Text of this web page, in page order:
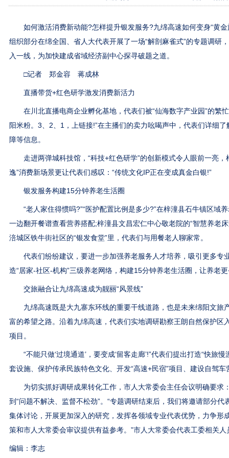
如何激活消费新动能?怎样提升银发服务?九绵高速如何变身“黄金
组织部分在绵全国、省人大代表开展了一场“解剖麻雀式”的专题调研
入一线，为加快建成省域经济副中心探寻破题之道。
□记者 郑金容 蒋成林
直播带货+红色研学激发消费新活力
在川北直播电商企业孵化基地，代表们被“仙海数字产业园”的繁
阳米粉。3、2、1，上链接!”在主播们的卖力吆喝声中，代表们详细
障等信息。
走进两弹城科技馆，“科技+红色研学”的创新模式令人眼前一亮，
逸”消费新场景更让代表们感叹：“传统文化IP正在变成真金白银!”
银发服务构建15分钟养老生活圈
“老人家住得惯吗?”“医护配置比例是多少?”在梓潼县石牛镇区域
一边翻开餐谱查看营养搭配;梓潼县文昌宏仁中心敬老院的“智慧养老
涪城区铁牛街社区的“银发食堂”里，代表们与用餐老人聊家常。
代表们纷纷建议，要进一步加强养老服务人才培养，吸引更多专
造“居家-社区-机构”三级养老网络，构建15分钟养老生活圈，让养老
交旅融合让九绵高速成为靓丽“风景线”
九绵高速既是大九寨东环线的重要干线道路，也是未来绵阳文旅
富的希望之路。沿着九绵高速，代表们实地调研勘察王朗自然保护区
项目。
“不能只做‘过境通道’，要变成‘留客走廊’!”代表们提出打造“快旅
套设施、保护传承民族特色文化、开发“高速+民宿”项目、建设自驾车
为切实抓好调研成果转化工作，市人大常委会主任会议明确要求
到“问题不解决、监督不松劲”。“专题调研结束后，我们将邀请部分
集体讨论，开展更加深入的研究，发挥各领域专业代表优势，力争形
策和市人大常委会审议提供有益参考。”市人大常委会代表工委相关人
编辑：李志